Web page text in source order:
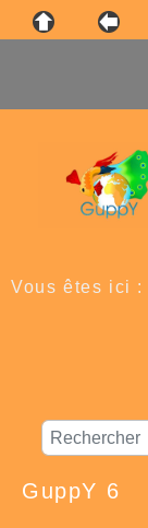
Vous êtes ici :
GuppY 6